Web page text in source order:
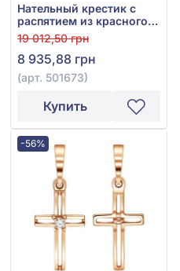
Нательный крестик с
распятием из красного
золота 585°, арт. 501673
19 012,50 грн
8 935,88 грн
(арт. 501673)
Купить
-56%